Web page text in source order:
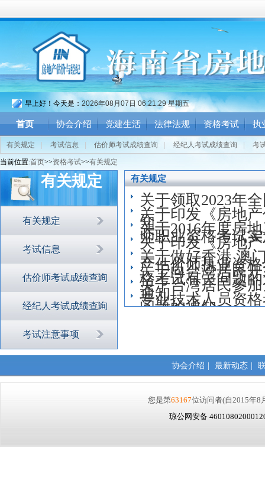
早上好！今天是： 2026年08月07日 06:21:29 星期五
首页 协会介绍 党建生活 法律法规 资格考试 执
有关规定 考试信息 估价师考试成绩查询 经纪人考试成绩查询 考
当前位置:首页>>资格考试>>有关规定
有关规定
有关规定
考试信息
估价师考试成绩查询
经纪人考试成绩查询
考试注意事项
有关规定
关于领取2023年
知
关于印发《房地
师职业资格考试
关于2016年度房
关于印发《房地
产估价师执业资
关于做好香港 澳
格考试有关问题
关于向台湾居民
通知
关于台湾居民参
问题的通知
专业技术人员资
协会介绍 最新动态
您是第63167位访问者(自2015年8
琼公网安备